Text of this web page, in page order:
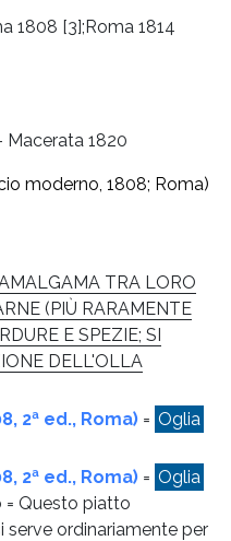
1808 [3];Roma 1814
Macerata 1820
moderno, 1808; Roma)
TRA LORO
(PIÙ RARAMENTE
E SPEZIE; SI
DELL'OLLA
2ª ed., Roma) = Oglia
2ª ed., Roma) = Oglia
= Questo piatto
serve ordinariamente per